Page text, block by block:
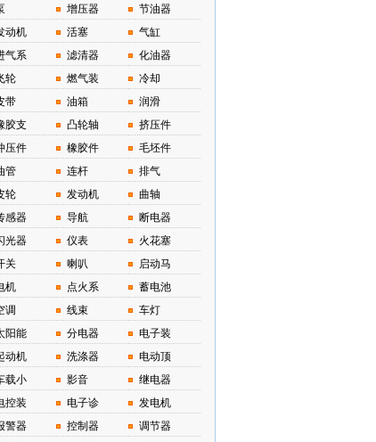
增压器
节油器
动机
活塞
气缸
气系
滤清器
化油器
轮
燃气装
冷却
带
油箱
润滑
胶支
凸轮轴
挤压件
压件
橡胶件
毛坯件
管
连杆
排气
轮
发动机
曲轴
感器
导航
断电器
光器
仪表
火花塞
关
喇叭
启动马
机
点火系
蓄电池
调
线束
车灯
阳能
分电器
电子装
动机
洗涤器
电动顶
载小
影音
继电器
控装
电子诊
发电机
警器
控制器
调节器